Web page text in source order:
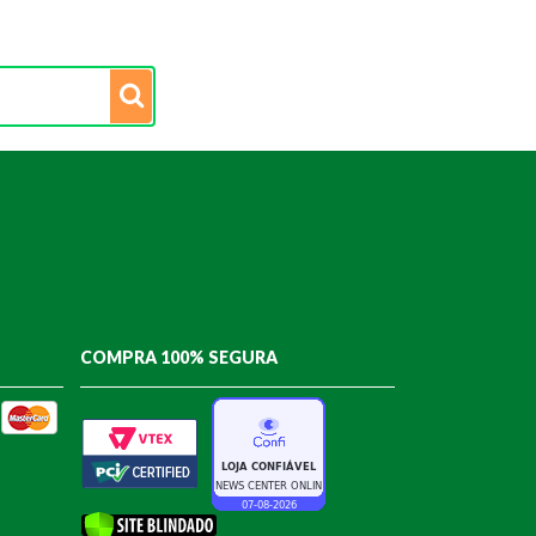
COMPRA 100% SEGURA